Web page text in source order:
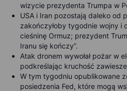
wizycie prezydenta Trumpa w
USA i Iran pozostają daleko od
zakończyłoby tygodnie wojny i
cieśninę Ormuz; prezydent
Iranu się kończy”.
Atak dronem wywołał pożar w
podkreślając kruchość
W tym tygodniu opublikowane
posiedzenia Fed, które mogą